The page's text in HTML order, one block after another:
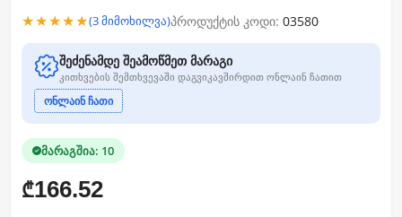
★★★★★(3 მიმოხილვა)პროდუქტის კოდი: 03580
შეძენამდე შეამოწმეთ მარაგი
კითხვების შემთხვევაში დაგვიკავშირდით ონლაინ ჩათით
ონლაინ ჩათი
მარაგშია: 10
₾166.52